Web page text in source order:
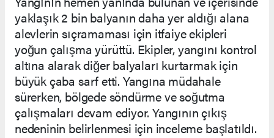
yaklaşık 2 bin balyanın daha yer aldığı alana
alevlerin sıçramaması için itfaiye ekipleri
yoğun çalışma yürüttü. Ekipler, yangını kontrol
altına alarak diğer balyaları kurtarmak için
büyük çaba sarf etti. Yangına müdahale
sürerken, bölgede söndürme ve soğutma
çalışmaları devam ediyor. Yangının çıkış
nedeninin belirlenmesi için inceleme başlatıldı.